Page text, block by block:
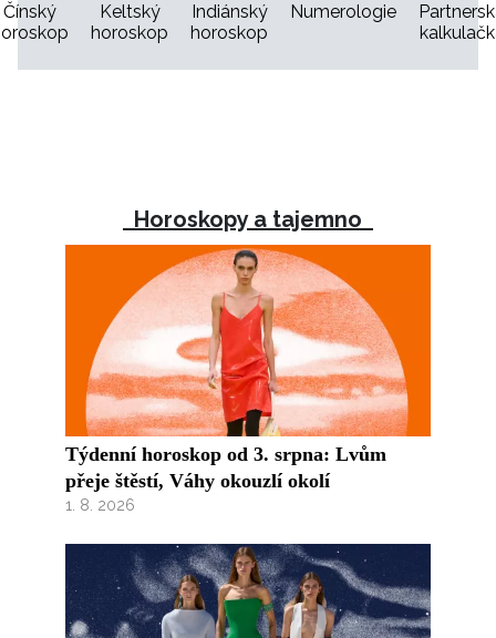
Čínský
Keltský
horoskop
Indiánský
horoskop
Numerologie
Horoskopy a tajemno
Týdenní horoskop od 3. srpna: Lvům
přeje štěstí, Váhy okouzlí okolí
1. 8. 2026